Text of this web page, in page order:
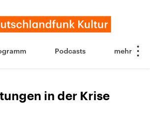
Podcasts
in der Krise